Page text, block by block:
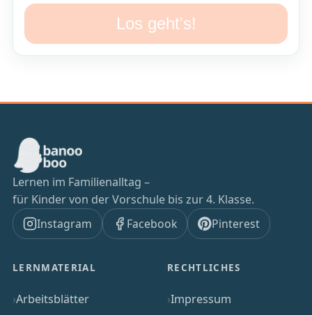
Los geht's!
Lernen im Familienalltag –
für Kinder von der Vorschule bis zur 4. Klasse.
Instagram
Facebook Pinterest
LERNMATERIAL
Arbeitsblätter
RECHTLICHES
Impressum